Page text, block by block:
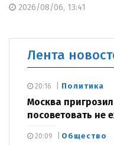
2026/08/06, 13:41
Лента
Политика
Москва
посоветовать не
20:16
Общество
20:09